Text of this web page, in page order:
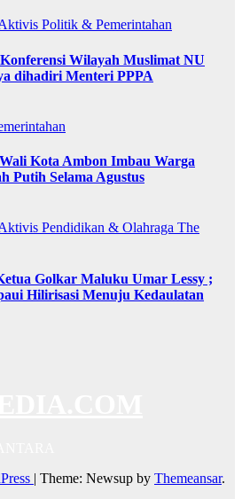
Politik & Pemerintahan
Wilayah Muslimat NU
dihadiri Menteri PPPA
Kota Ambon Imbau Warga
Putih Selama Agustus
Pendidikan & Olahraga The
Golkar Maluku Umar Lessy ;
Hilirisasi Menuju Kedaulatan
| Theme: Newsup by Themeansar.